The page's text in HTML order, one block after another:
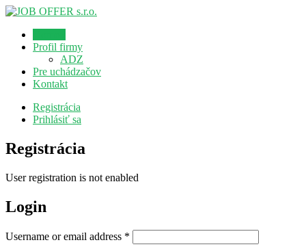
Profil firmy
ADZ
Pre uchádzačov
Kontakt
Registrácia
Prihlásiť sa
Registrácia
User registration is not enabled
Login
Username or email address *